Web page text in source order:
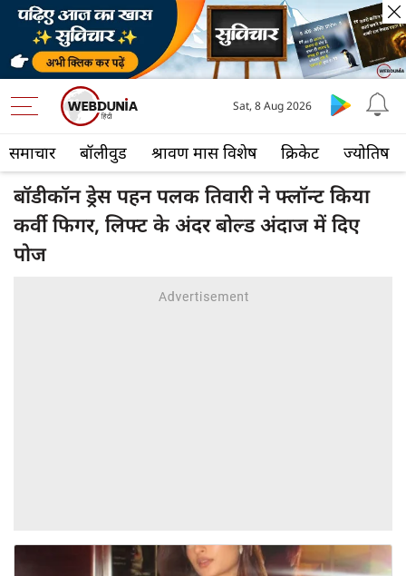
समाचार बॉलीवुड श्रावण मास विशेष क्रिकेट ज्योतिष
Sat, 8 Aug 2026
बॉडीकॉन ड्रेस पहन पलक तिवारी ने फ्लॉन्‍ट किया
कर्वी फिगर, लिफ्ट के अंदर बोल्ड अंदाज में दिए
पोज